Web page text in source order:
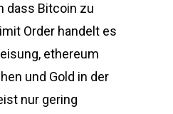
dass Bitcoin zu
Order handelt es
ethereum
und Gold in der
nur gering